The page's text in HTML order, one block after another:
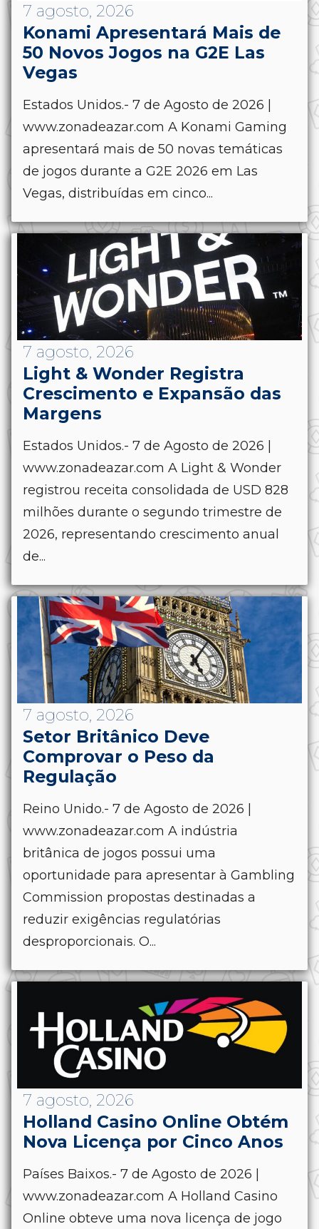
7 agosto, 2026
Konami Apresentará Mais de
50 Novos Jogos na G2E Las
Vegas
Estados Unidos.- 7 de Agosto de 2026 |
www.zonadeazar.com A Konami Gaming
apresentará mais de 50 novas temáticas
de jogos durante a G2E 2026 em Las
Vegas, distribuídas em cinco...
7 agosto, 2026
Light & Wonder Registra
Crescimento e Expansão das
Margens
Estados Unidos.- 7 de Agosto de 2026 |
www.zonadeazar.com A Light & Wonder
registrou receita consolidada de USD 828
milhões durante o segundo trimestre de
2026, representando crescimento anual
de...
7 agosto, 2026
Setor Britânico Deve
Comprovar o Peso da
Regulação
Reino Unido.- 7 de Agosto de 2026 |
www.zonadeazar.com A indústria
britânica de jogos possui uma
oportunidade para apresentar à Gambling
Commission propostas destinadas a
reduzir exigências regulatórias
desproporcionais. O...
7 agosto, 2026
Holland Casino Online Obtém
Nova Licença por Cinco Anos
Países Baixos.- 7 de Agosto de 2026 |
www.zonadeazar.com A Holland Casino
Online obteve uma nova licença de jogo